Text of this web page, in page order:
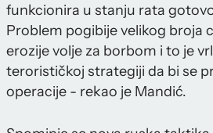
funkcionira u stanju rata
Problem pogibije velikog broja
erozije volje za borbom i to je
terorističkoj strategiji da bi se
operacije - rekao je Mandić.